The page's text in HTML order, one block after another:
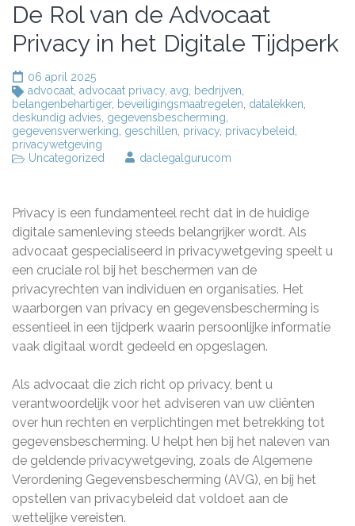
De Rol van de Advocaat
Privacy in het Digitale Tijdperk
06 april 2025
advocaat, advocaat privacy, avg, bedrijven,
belangenbehartiger, beveiligingsmaatregelen, datalekken,
deskundig advies, gegevensbescherming,
gegevensverwerking, geschillen, privacy, privacybeleid,
privacywetgeving
Uncategorized
daclegalgurucom
Privacy is een fundamenteel recht dat in de huidige
digitale samenleving steeds belangrijker wordt. Als
advocaat gespecialiseerd in privacywetgeving speelt u
een cruciale rol bij het beschermen van de
privacyrechten van individuen en organisaties. Het
waarborgen van privacy en gegevensbescherming is
essentieel in een tijdperk waarin persoonlijke informatie
vaak digitaal wordt gedeeld en opgeslagen.
Als advocaat die zich richt op privacy, bent u
verantwoordelijk voor het adviseren van uw cliënten
over hun rechten en verplichtingen met betrekking tot
gegevensbescherming. U helpt hen bij het naleven van
de geldende privacywetgeving, zoals de Algemene
Verordening Gegevensbescherming (AVG), en bij het
opstellen van privacybeleid dat voldoet aan de
wettelijke vereisten.